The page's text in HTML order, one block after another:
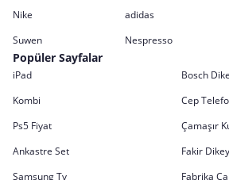
Nike adidas
Suwen
Nespresso
Popüler Sayfalar
iPad
Bosch
Kombi
Cep
Ps5 Fiyat
Çamaşır
Ankastre Set
Fakir
Samsung Tv
Fabrika